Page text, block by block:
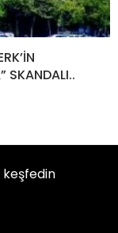
SKANDALI..
keşfedin